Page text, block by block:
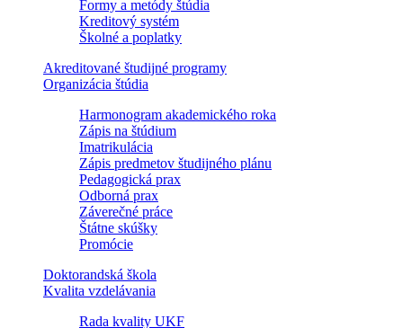
Formy a metódy štúdia
Kreditový systém
Školné a poplatky
Akreditované študijné programy
Organizácia štúdia
Harmonogram akademického roka
Zápis na štúdium
Imatrikulácia
Zápis predmetov študijného plánu
Pedagogická prax
Odborná prax
Záverečné práce
Štátne skúšky
Promócie
Doktorandská škola
Kvalita vzdelávania
Rada kvality UKF